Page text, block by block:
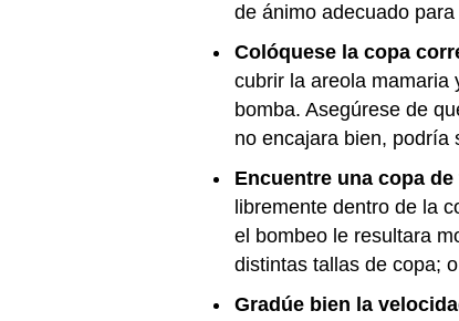
de ánimo adecuado
Colóquese la copa
cubrir la areola mamaria
bomba. Asegúrese de
no encajara bien, podría
Encuentre una copa
libremente dentro de la
el bombeo le resultara
distintas tallas de copa;
Gradúe bien la